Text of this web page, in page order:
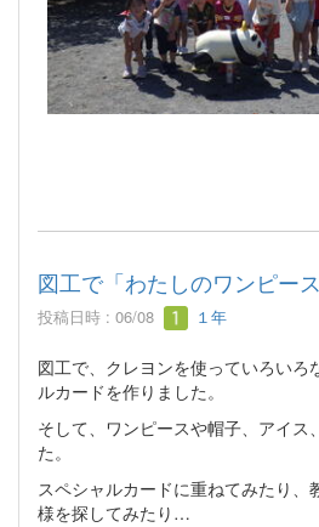
図工で「わたしのワンピー
投稿日時 : 06/08 １年
図工で、クレヨンを使っていろいろ
ルカードを作りました。
そして、ワンピースや帽子、アイス
た。
スペシャルカードに重ねてみたり、
様を探してみたり…